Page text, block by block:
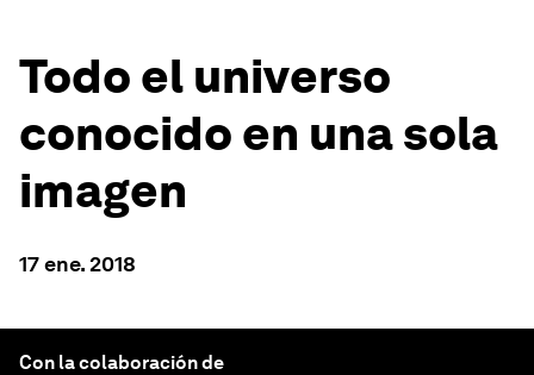
Todo el universo
conocido en una sola
imagen
17 ene. 2018
Con la colaboración de